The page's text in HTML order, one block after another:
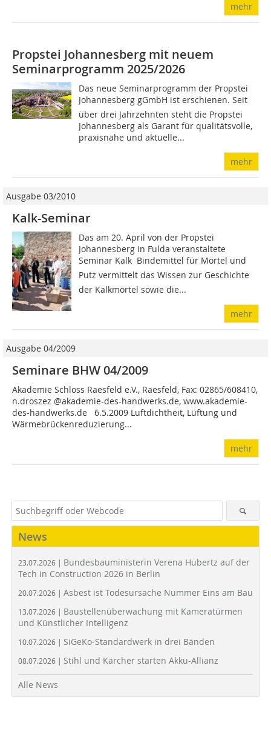
mehr
Propstei Johannesberg mit neuem
Seminarprogramm 2025/2026
Das neue Seminarprogramm der Propstei
Johannesberg gGmbH ist erschienen. Seit
über drei Jahrzehnten steht die Propstei
Johannesberg als Garant für qualitätsvolle,
praxisnahe und aktuelle...
mehr
Ausgabe 03/2010
Kalk-Seminar
Das am 20. April von der Propstei
Johannesberg in Fulda veranstaltete
Seminar Kalk  Bindemittel für Mörtel und
Putz vermittelt das Wissen zur Geschichte
der Kalkmörtel sowie die...
mehr
Ausgabe 04/2009
Seminare BHW 04/2009
Akademie Schloss Raesfeld e.V., Raes­feld, Fax: 02865/608410,
n.droszez @akademie-des-handwerks.de, www.akademie-
des-handwerks.de 6.5.2009 Luftdichtheit, Lüftung und
Wärme­brückenreduzierung...
mehr
News
23.07.2026 | Bundesbauministerin Verena Hubertz auf der
Tech in Construction 2026 in Berlin
20.07.2026 | Asbest ist Todesursache Nummer Eins am Bau
13.07.2026 | Baustellenüberwachung mit Kameratürmen
und Künstlicher Intelligenz
10.07.2026 | SiGeKo-Standardwerk in drei Bänden
08.07.2026 | Stihl und Kärcher starten Akku-Allianz
Alle News